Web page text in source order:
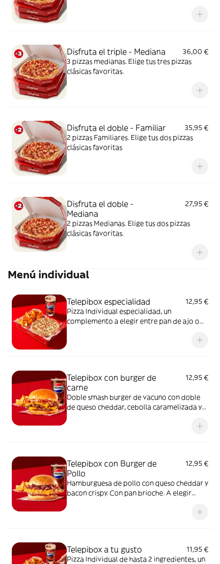
Disfruta el triple - Mediana
36,00 €
3 pizzas medianas. Elige tus tres pizzas
clásicas favoritas.
Disfruta el doble - Familiar
35,95 €
2 pizzas Familiares. Elige tus dos pizzas
clásicas favoritas
Disfruta el doble -
Mediana
27,95 €
2 pizzas Medianas. Elige tus dos pizzas
clásicas favoritas.
Menú individual
Telepibox especialidad
12,95 €
Pizza Individual especialidad, un
complemento a elegir entre pan de ajo o
Telepibox con burger de
carne
12,95 €
Doble smash burger de vacuno con doble
de queso cheddar, cebolla caramelizada y
Telepibox con Burger de
Pollo
12,95 €
Hamburguesa de pollo con queso cheddar y
bacon crispy. Con pan brioche. A elegir
Acompañada de una ración de patatas gajo
Telepibox a tu gusto
11,95 €
Pizza Individual de hasta 2 ingredientes, un